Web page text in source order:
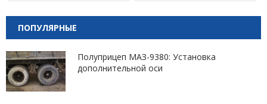
ПОПУЛЯРНЫЕ
Полуприцеп МАЗ-9380: Установка
дополнительной оси